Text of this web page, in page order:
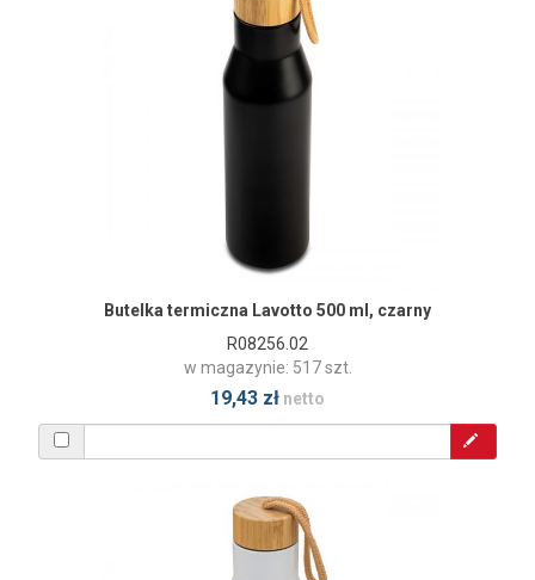
Butelka termiczna Lavotto 500 ml, czarny
R08256.02
w magazynie: 517 szt.
19,43 zł netto